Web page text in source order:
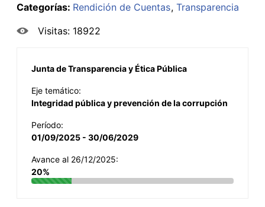
Categorías: Rendición de Cuentas Transparencia
Visitas: 18922
Junta de Transparencia y Ética Pública
Eje temático:
Integridad pública y prevención de la corrupción
Período:
01/09/2025 - 30/06/2029
Avance al 26/12/2025:
20%